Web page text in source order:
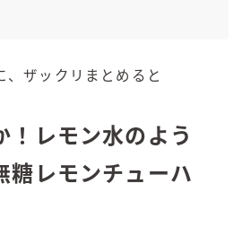
、ザックリまとめると
！レモン水のよう
糖レモンチューハ